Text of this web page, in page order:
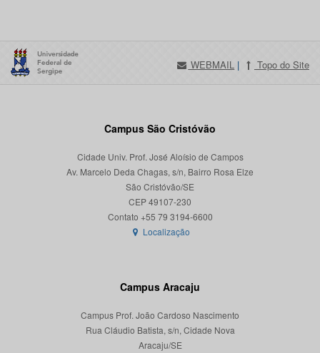
WEBMAIL | Topo do Site
Campus São Cristóvão
Cidade Univ. Prof. José Aloísio de Campos
Av. Marcelo Deda Chagas, s/n, Bairro Rosa Elze
São Cristóvão/SE
CEP 49107-230
Localização
Campus Aracaju
Campus Prof. João Cardoso Nascimento
Rua Cláudio Batista, s/n, Cidade Nova
Aracaju/SE